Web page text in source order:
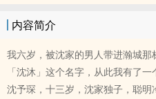
内容简介
我六岁，被沈家的男人带进瀚城
「沈沐」这个名字，从此我有了一
沈予琛，十三岁，沈家独子，聪明